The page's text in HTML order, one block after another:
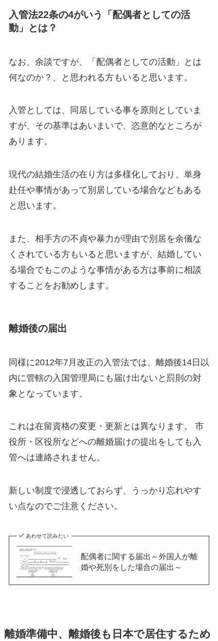
入管法22条の4がいう「配偶者としての活
動」とは？
なお、余談ですが、「配偶者としての活動」とは
何なのか？、と思われる方もいると思います。
入管としては、同居している事を原則としていま
すが、その基準はあいまいで、恣意的なところが
あります。
現代の結婚生活の在り方は多様化しており、単身
赴任や事情があって別居している場合などもある
と思います。
また、相手方の不貞や暴力が理由で別居を余儀な
くされている方もいると思いますが、結婚してい
る場合でもこのような事情がある方は事前に相談
することをお勧めします。
離婚後の届出
同様に2012年7月改正の入管法では、離婚後14日以
内に管轄の入国管理局にも届け出ないと罰則の対
象となっています。
これは在留資格の変更・更新とは異なります。 市
役所・区役所などへの離婚届けの提出をしても入
管へは連絡されません。
新しい制度で浸透しておらず、うっかり忘れやす
い点なのでご注意ください。
あわせて読みたい
配偶者に関する届出～外国人が離
婚や死別をした場合の届出～
離婚準備中、離婚後も日本で居住するため